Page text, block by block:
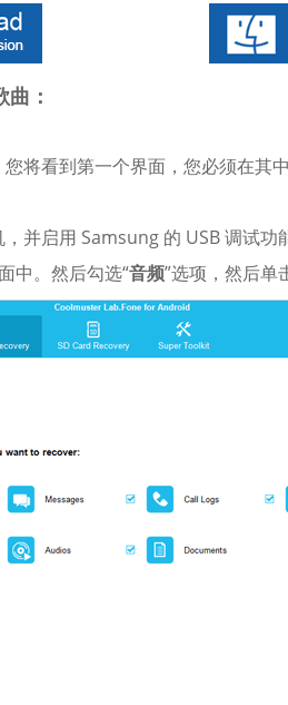
：
将看到第一个界面，您必须在其
并启用 Samsung 的 USB 调试功
中。然后勾选“音频”选项，然后单